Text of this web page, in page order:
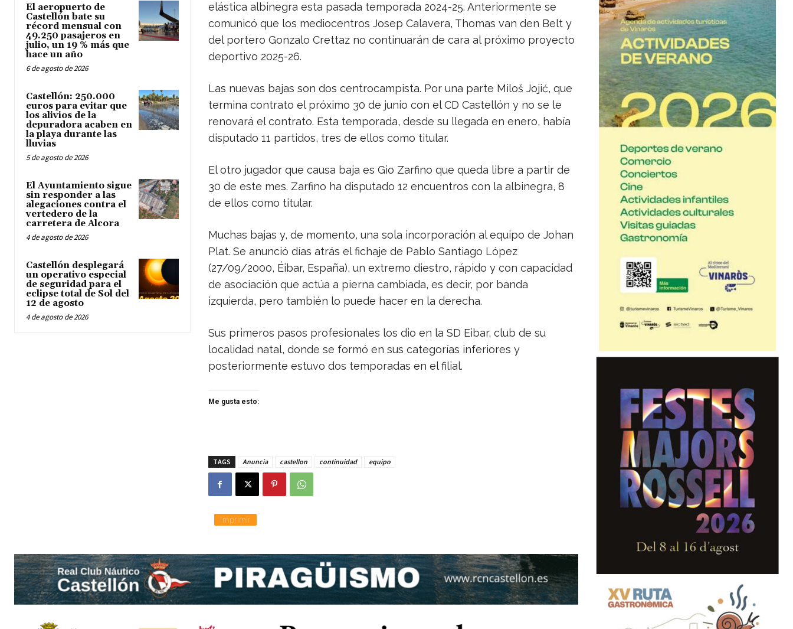
El aeropuerto de
Castellón bate su
récord mensual con
49.250 pasajeros en
julio, un 19 % más que
hace un año
6 de agosto de 2026
Castellón: 250.000
euros para evitar que
los alivios de la
depuradora acaben en
la playa durante las
lluvias
5 de agosto de 2026
El Ayuntamiento sigue
sin responder a las
alegaciones contra el
vertedero de la
carretera de Alcora
4 de agosto de 2026
Castellón desplegará
un operativo especial
de seguridad para el
eclipse total de Sol del
12 de agosto
4 de agosto de 2026
elástica albinegra esta pasada temporada 2024-25. Anteriormente se
comunicó que los mediocentros Josep Calavera, Thomas van den Belt y
del portero Gonzalo Crettaz no continuarán de cara al próximo proyecto
deportivo 2025-26.
Las nuevas bajas son dos centrocampista. Por una parte Miloš Jojić, que
termina contrato el próximo 30 de junio con el CD Castellón y no se le
renovará el contrato. Esta temporada, desde su llegada en enero, había
disputado 11 partidos, tres de ellos como titular.
El otro jugador que causa baja es Gio Zarfino que queda libre a partir de
30 de este mes. Zarfino ha disputado 12 encuentros con la albinegra, 8
de ellos como titular.
Muchas bajas y, de momento, una sola incorporación al equipo de Johan
Plat. Se anunció días atrás el fichaje de Pablo Santiago López
(27/09/2000, Éibar, España), un extremo diestro, rápido y con capacidad
de asociación que actúa a pierna cambiada, es decir, por banda
izquierda, pero también lo puede hacer en la derecha.
Sus primeros pasos profesionales los dio en la SD Eibar, club de su
localidad natal, donde se formó en sus categorías inferiores y
posteriormente estuvo dos temporadas en el filial.
Me gusta esto:
TAGS Anuncia castellon continuidad equipo
Imprimir